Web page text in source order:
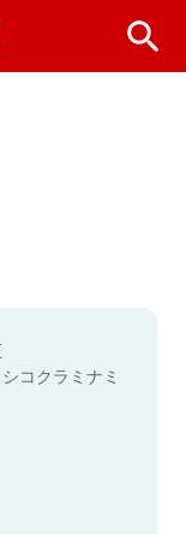
コクラミナミ